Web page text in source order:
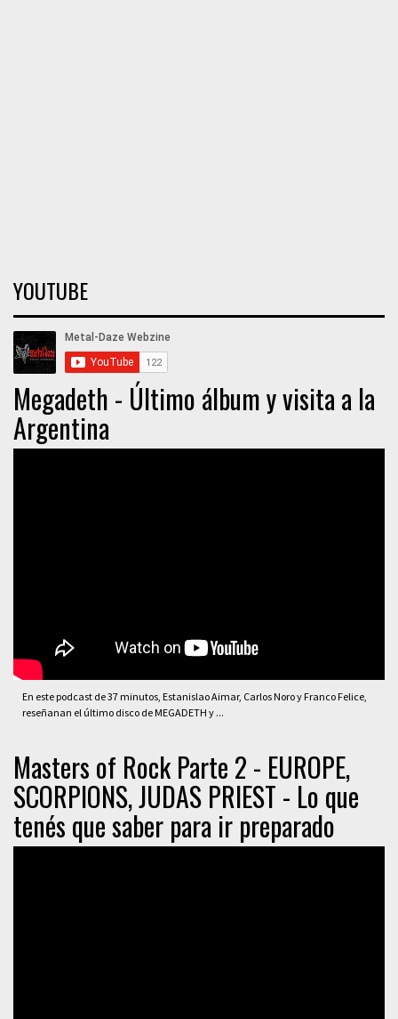
YOUTUBE
Megadeth - Último álbum y visita a la
Argentina
En este podcast de 37 minutos, Estanislao Aimar, Carlos Noro y Franco Felice,
reseñanan el último disco de MEGADETH y ...
Masters of Rock Parte 2 - EUROPE,
SCORPIONS, JUDAS PRIEST - Lo que
tenés que saber para ir preparado